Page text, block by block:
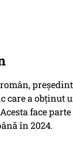
care a obținut
face
în 2024.